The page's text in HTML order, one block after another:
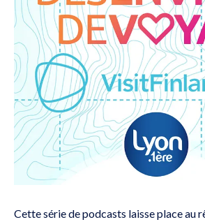
Cette série de podcasts laisse place au